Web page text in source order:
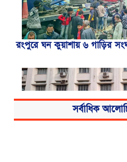
রংপুরে ঘন কুয়াশায় ৬ গাড়ির
সর্বাধিক